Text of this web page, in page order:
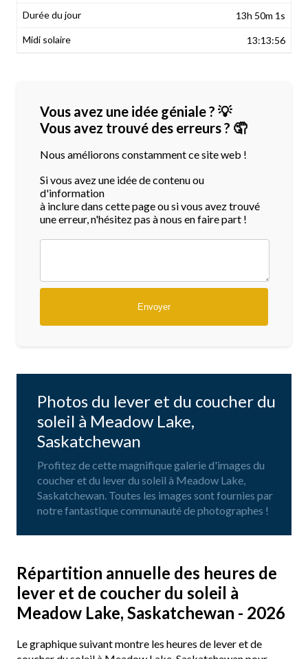
13h 50m 1s
13:13:56
Vous avez une idée géniale ? 💡
Vous avez trouvé des erreurs ? 🤦
Nous améliorons constamment ce site web !
Si vous avez une idée de contenu ou
d'information
à inclure dans cette page ou si vous avez trouvé
une erreur, n'hésitez pas à nous en faire part !
Photos du lever et du coucher du
soleil à Meadow Lake,
Saskatchewan
Profitez de cette magnifique galerie d'images du
coucher et du lever du soleil à Meadow Lake,
Saskatchewan. Toutes les images sont fournies par
notre fantastique communauté de photographes !
Répartition annuelle des heures de
lever et de coucher du soleil à
Meadow Lake, Saskatchewan - 2026
Le graphique suivant montre les heures de lever et de